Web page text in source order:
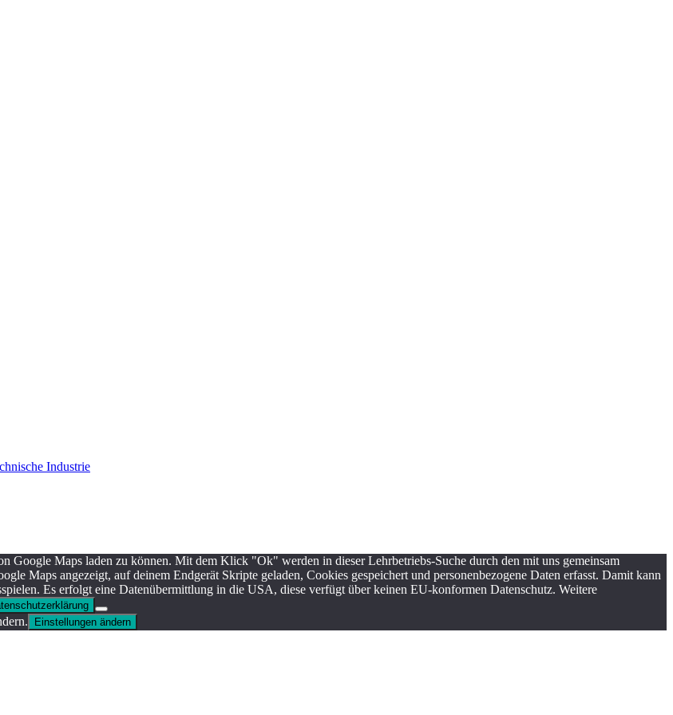
Industrie
Google Maps laden zu können. Mit dem Klick "Ok" werden in dieser Lehrbetriebs-Suche durch den mit uns gemeinsam
Maps angezeigt, auf deinem Endgerät Skripte geladen, Cookies gespeichert und personenbezogene Daten erfasst. Damit kann
Es erfolgt eine Datenübermittlung in die USA, diese verfügt über keinen EU-konformen Datenschutz. Weitere
Einstellungen ändern